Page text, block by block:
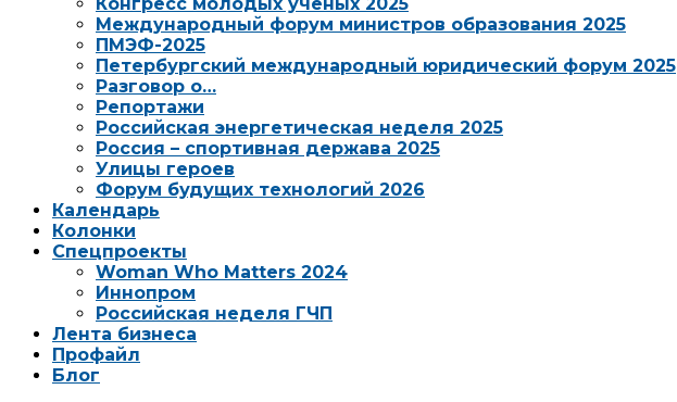
Международный форум министров образования 2025
ПМЭФ-2025
Петербургский международный юридический форум 2025
Разговор о…
Репортажи
Российская энергетическая неделя 2025
Россия – спортивная держава 2025
Улицы героев
Форум будущих технологий 2026
Календарь
Колонки
Спецпроекты
Woman Who Matters 2024
Иннопром
Российская неделя ГЧП
Лента бизнеса
Профайл
Блог